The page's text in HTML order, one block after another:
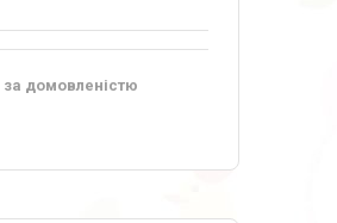
за домовленістю